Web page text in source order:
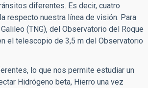
diferentes. Es decir, cuatro
respecto nuestra línea de visión. Para
(TNG), del Observatorio del Roque
el telescopio de 3,5 m del Observatorio
lo que nos permite estudiar un
Hidrógeno beta, Hierro una vez